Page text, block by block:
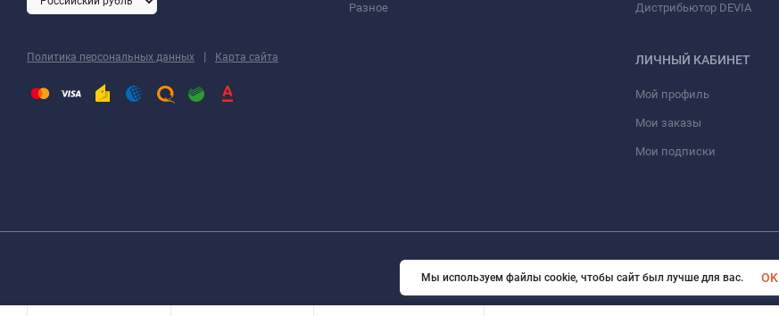
Политика персональных данных | Карта сайта
Разное Дистрибьютор DEVIA
ЛИЧНЫЙ КАБИНЕТ
Мой профиль
Мои заказы
Мои подписки
Мы используем файлы cookie, чтобы сайт был лучше для вас.
OK